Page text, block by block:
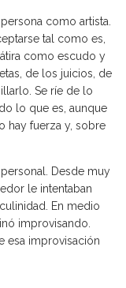
como artista.
tal como es,
como escudo y
de los juicios, de
Se ríe de lo
lo que es, aunque
hay fuerza y, sobre
Desde muy
le intentaban
En medio
improvisando.
esa improvisación